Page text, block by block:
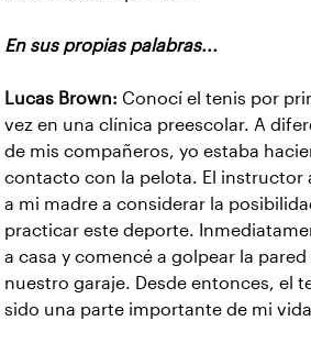
En sus propias palabras...
Lucas Brown: Conocí el tenis por
vez en una clínica preescolar. A
de mis compañeros, yo estaba
contacto con la pelota. El instructor
a mi madre a considerar la
practicar este deporte.
a casa y comencé a golpear la pared
nuestro garaje. Desde entonces, el
sido una parte importante de mi